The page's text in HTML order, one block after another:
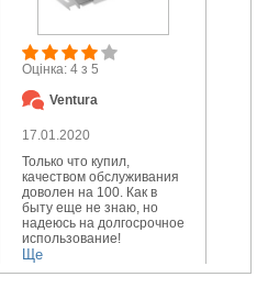
Оцінка: 4 з 5
Ventura
17.01.2020
Только что купил,
качеством обслуживания
доволен на 100. Как в
быту еще не знаю, но
надеюсь на долгосрочное
использование!
Ще